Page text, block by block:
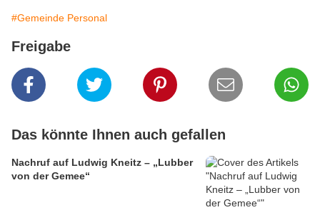
#Gemeinde Personal
Freigabe
Das könnte Ihnen auch gefallen
Nachruf auf Ludwig Kneitz – „Lubber
von der Gemee“